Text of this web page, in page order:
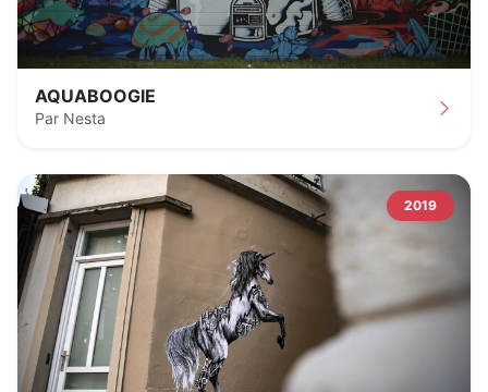
AQUABOOGIE
Par Nesta
2019